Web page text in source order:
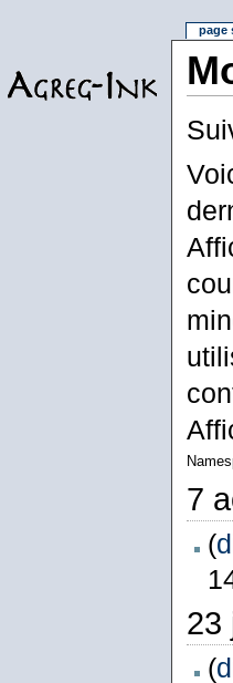
7
(
23
(
page